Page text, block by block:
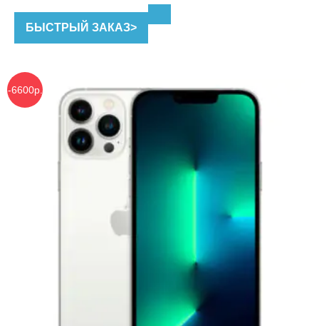
составляла
БЫСТРЫЙ ЗАКАЗ>
-6600р.